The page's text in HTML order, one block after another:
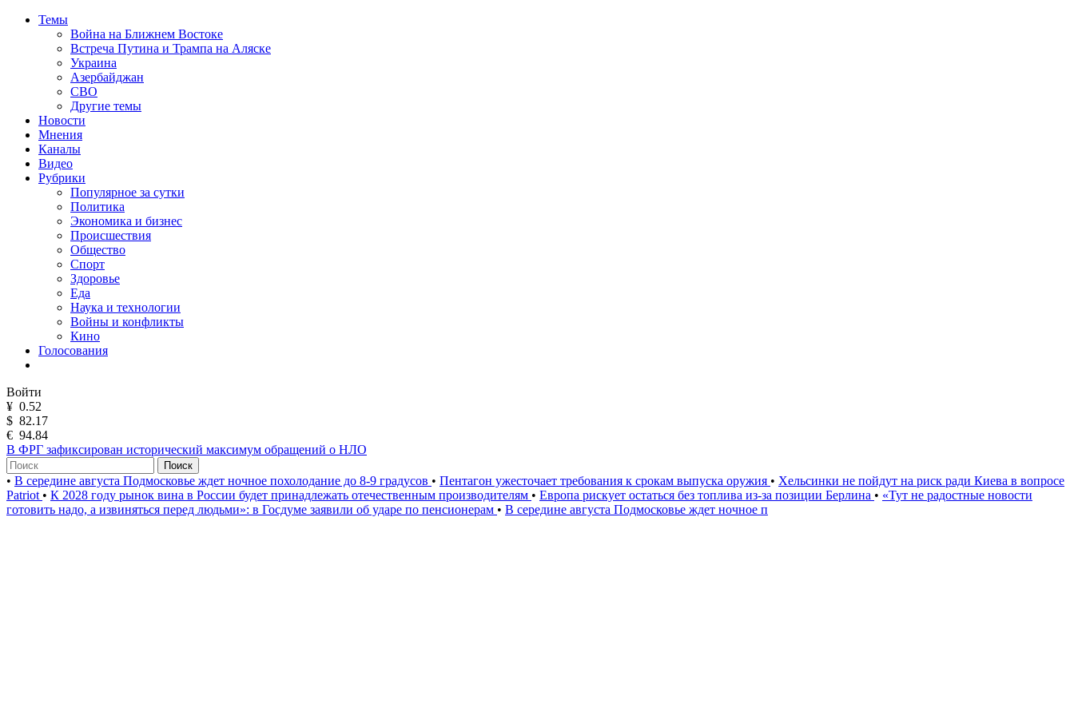
Темы
Война на Ближнем Востоке
Встреча Путина и Трампа на Аляске
Украина
Азербайджан
СВО
Другие темы
Новости
Мнения
Каналы
Видео
Рубрики
Популярное за сутки
Политика
Экономика и бизнес
Происшествия
Общество
Спорт
Здоровье
Еда
Наука и технологии
Войны и конфликты
Кино
Голосования
Войти
¥ 0.52
$ 82.17
€ 94.84
В ФРГ зафиксирован исторический максимум обращений о НЛО
Поиск
• В середине августа Подмосковье ждет ночное похолодание до 8-9 градусов • Пентагон ужесточает требования к срокам выпуска оружия • Хельсинки не пойдут на риск ради Киева в вопросе
Patriot • К 2028 году рынок вина в России будет принадлежать отечественным производителям • Европа рискует остаться без топлива из-за позиции Берлина • «Тут не радостные новости
готовить надо, а извиняться перед людьми»: в Госдуме заявили об ударе по пенсионерам • В середине августа Подмосковье ждет ночное п